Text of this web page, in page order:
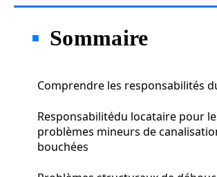
Sommaire
Comprendre les responsabilités
Responsabilitédu locataire pour
problèmes mineurs de
bouchées